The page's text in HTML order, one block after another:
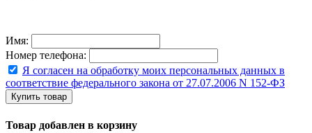
Имя:
Номер телефона:
Я согласен на обработку моих персональных данных в
соответствие федерального закона от 27.07.2006 N 152-ФЗ
Купить товар
Товар добавлен в корзину